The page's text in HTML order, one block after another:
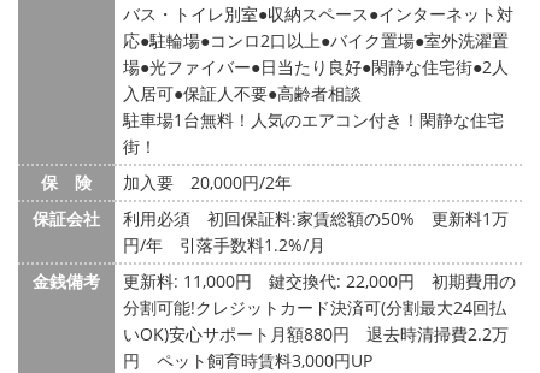
バス・トイレ別室 収納スペース インターネット対
応 駐輪場 コンロ2口以上 バイク置場 室外洗濯置
場 光ファイバー 日当たり良好 閑静な住宅街 2人
入居可 保証人不要 高齢者相談
駐車場1台無料！人気のエアコン付き！閑静な住宅
街！
保 険
加入要 20,000円/2年
保証会社
利用必須 初回保証料:家賃総額の50% 更新料1万
円/年 引落手数料1.2%/月
金銭備考
更新料: 11,000円 鍵交換代: 22,000円
初期費用の
分割可能!クレジットカード決済可(分割最大24回払
いOK)安心サポート月額880円 退去時清掃費2.2万
円 ペット飼育時賃料3,000円UP